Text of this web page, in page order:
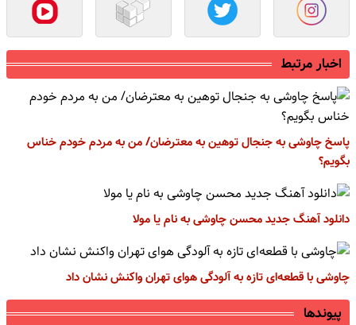
اخبار مرتبط
پاسخ چاوشی به جنجال توهین به معترضان/ من به مردم خودم خناس
بگویم؟
دانلود آهنگ جدید محسن چاوشی به نام یا مولا
چاوشی با قطعه‌ای تازه به آلودگی هوای تهران واکنش نشان داد
پیوندها